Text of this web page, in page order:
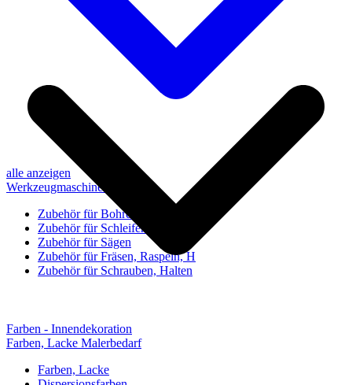
alle anzeigen
Werkzeugmaschinen-Zubehör
Zubehör für Bohren, Bohrhilfen
Zubehör für Schleifen, Poliere
Zubehör für Sägen
Zubehör für Fräsen, Raspeln, H
Zubehör für Schrauben, Halten
Farben - Innendekoration
Farben, Lacke Malerbedarf
Farben, Lacke